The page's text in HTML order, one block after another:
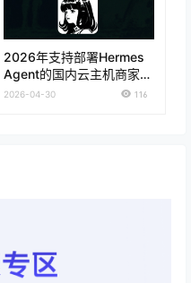
2026年支持部署Hermes
Agent的国内云主机商家推
荐
2026-04-30 116